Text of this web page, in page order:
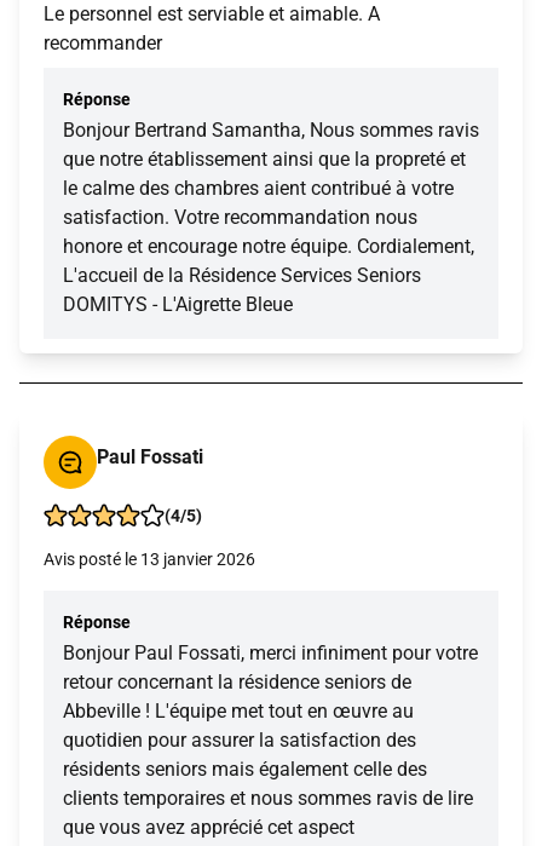
Le personnel est serviable et aimable. A
recommander
Réponse
Bonjour Bertrand Samantha, Nous sommes ravis
que notre établissement ainsi que la propreté et
le calme des chambres aient contribué à votre
satisfaction. Votre recommandation nous
honore et encourage notre équipe. Cordialement,
L'accueil de la Résidence Services Seniors
DOMITYS - L'Aigrette Bleue
Paul Fossati
(4/5)
Avis posté le 13 janvier 2026
Réponse
Bonjour Paul Fossati, merci infiniment pour votre
retour concernant la résidence seniors de
Abbeville ! L'équipe met tout en œuvre au
quotidien pour assurer la satisfaction des
résidents seniors mais également celle des
clients temporaires et nous sommes ravis de lire
que vous avez apprécié cet aspect